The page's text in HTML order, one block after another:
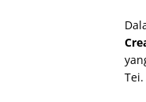
Tei.